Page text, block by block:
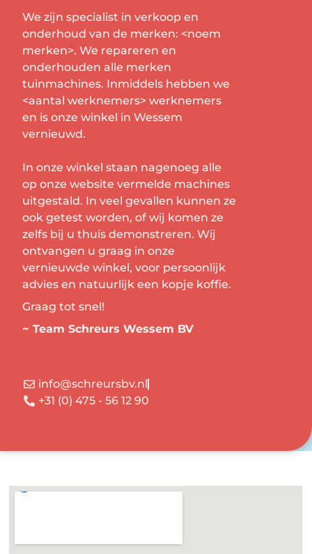
We zijn specialist in verkoop en
onderhoud van de merken: <noem
merken>. We repareren en
onderhouden alle merken
tuinmachines. Inmiddels hebben we
<aantal werknemers> werknemers
en is onze winkel in Wessem
vernieuwd.
In onze winkel staan nagenoeg alle
op onze website vermelde machines
uitgestald. In veel gevallen kunnen ze
ook getest worden, of wij komen ze
zelfs bij u thuis demonstreren. Wij
ontvangen u graag in onze
vernieuwde winkel, voor persoonlijk
advies en natuurlijk een kopje koffie.
Graag tot snel!
~ Team Schreurs Wessem BV
info@schreursbv.nl
+31 (0) 475 - 56 12 90